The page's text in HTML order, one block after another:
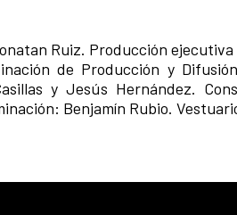
Ruiz. Producción
de Producción y
y Jesús Hernández.
Benjamín Rubio.